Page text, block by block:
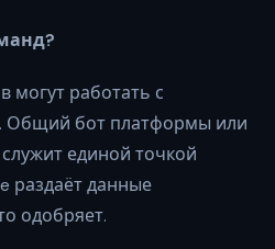
могут работать с
Общий бот платформы или
единой точкой
раздаёт данные
одобряет.